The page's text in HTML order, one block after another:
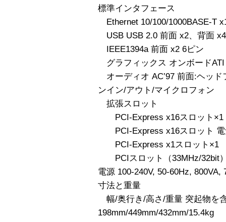
標準インタフェース
Ethernet 10/100/1000BASE-T
USB USB 2.0 前面 x2、背面 x4
IEEE1394a 前面 x2 6ピン
グラフィックス オンボードATI
オーディオ AC’97 前面:ヘッ
ンイン/アウト/マイクロフォン
拡張スロット
PCI-Express x16スロット×1
PCI-Express x16スロット 電
PCI-Express x1スロット×1
PCIスロット（33MHz/32bit
電源 100-240V, 50-60Hz, 800VA,
寸法と重量
幅/奥行き/高さ/重量 突起物を
198mm/449mm/432mm/15.4kg